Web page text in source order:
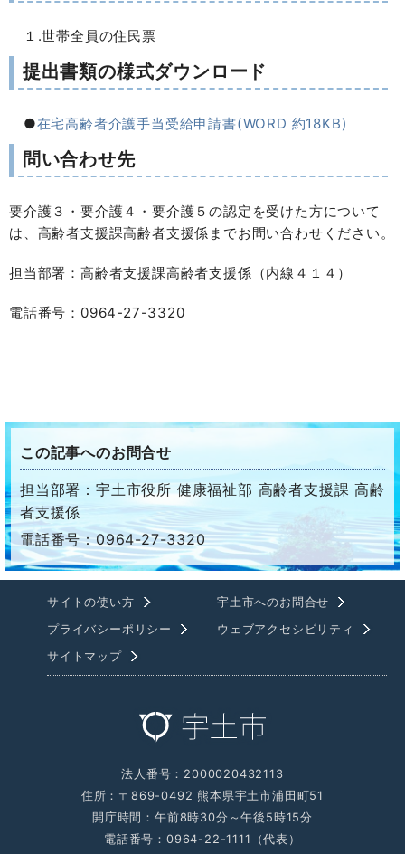
１.世帯全員の住民票
提出書類の様式ダウンロード
●在宅高齢者介護手当受給申請書(WORD 約18KB)
問い合わせ先
要介護３・要介護４・要介護５の認定を受けた方について
は、高齢者支援課高齢者支援係までお問い合わせください。
担当部署：高齢者支援課高齢者支援係（内線４１４）
電話番号：0964-27-3320
この記事へのお問合せ
担当部署：宇土市役所 健康福祉部 高齢者支援課 高齢
者支援係
電話番号：0964-27-3320
サイトの使い方
宇土市へのお問合せ
プライバシーポリシー
ウェブアクセシビリティ
サイトマップ
法人番号：2000020432113
住所：〒869-0492 熊本県宇土市浦田町51
開庁時間：午前8時30分～午後5時15分
電話番号：0964-22-1111（代表）